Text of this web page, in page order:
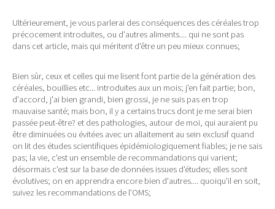
Ultérieurement, je vous parlerai des conséquences des céréales trop
précocement introduites, ou d'autres aliments.... qui ne sont pas
dans cet article, mais qui méritent d'être un peu mieux connues;
Bien sûr, ceux et celles qui me lisent font partie de la génération des
céréales, bouillies etc... introduites aux un mois; j'en fait partie; bon,
d'accord, j'ai bien grandi, bien grossi, je ne suis pas en trop
mauvaise santé; mais bon, il y a certains trucs dont je me serai bien
passée peut-être? et des pathologies, autour de moi, qui auraient pu
être diminuées ou évitées avec un allaitement au sein exclusif quand
on lit des études scientifiques épidémiologiquement fiables; je ne sais
pas; la vie, c'est un ensemble de recommandations qui varient;
désormais c'est sur la base de données issues d'études; elles sont
évolutives; on en apprendra encore bien d'autres.... quoiqu'il en soit,
suivez les recommandations de l'OMS;